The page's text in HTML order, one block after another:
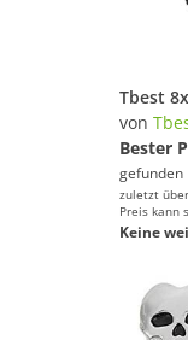
von
Bester
gefunden
zuletzt
Preis kann
Keine